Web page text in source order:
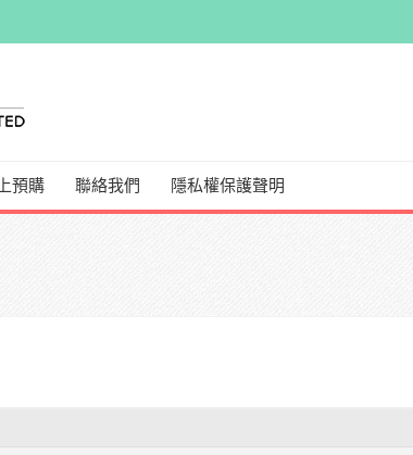
預購 聯絡我們 隱私權保護聲明